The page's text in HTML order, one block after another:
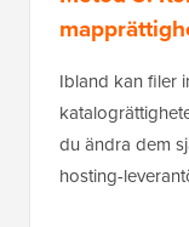
Ibland kan filer
du ändra dem
hosting-